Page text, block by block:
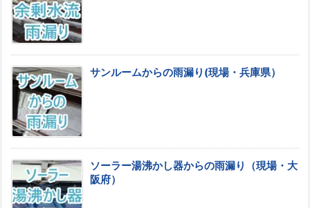
サンルームからの雨漏り(現場・兵庫県）
ソーラー湯沸かし器からの雨漏り（現場・大
阪府）